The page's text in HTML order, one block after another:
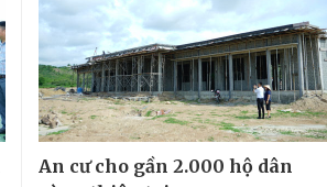
An cư cho gần 2.000 hộ dân